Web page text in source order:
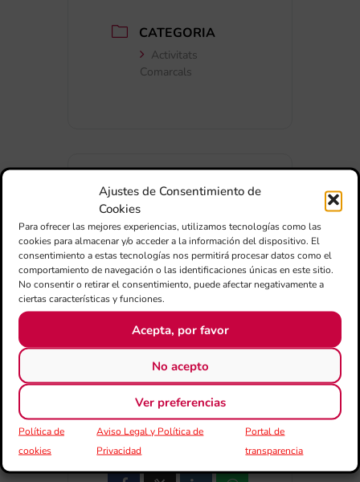
Ajustes de Consentimiento de
Cookies
Para ofrecer las mejores experiencias, utilizamos tecnologías como las
cookies para almacenar y/o acceder a la información del dispositivo. El
consentimiento a estas tecnologías nos permitirá procesar datos como el
comportamiento de navegación o las identificaciones únicas en este sitio.
No consentir o retirar el consentimiento, puede afectar negativamente a
ciertas características y funciones.
Acepta, por favor
No acepto
Ver preferencias
Política de
cookies
Aviso Legal y Política de
Privacidad
Portal de
transparencia
CATEGORIA
Activitats
Comarcals
+ Afegir a Google Calendar
Exportar + iCal / Outlook
COMPARTIR
ESDEVENIMENT